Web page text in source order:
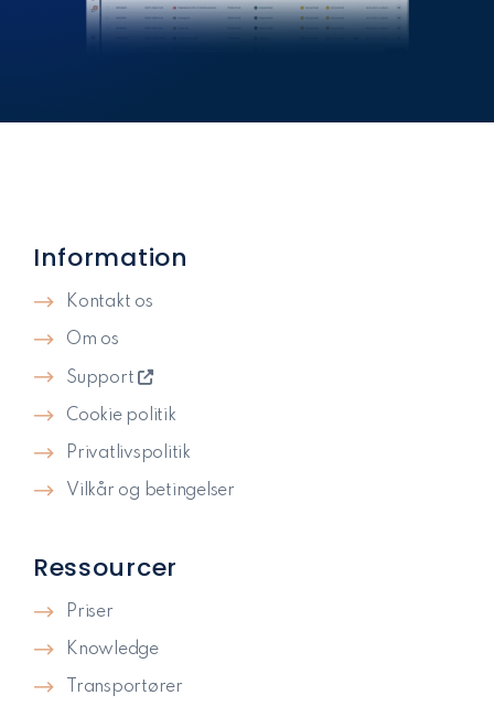
Ressourcer
Priser
Knowledge
Transportører
Information
Kontakt os
Om os
Support
Cookie politik
Privatlivspolitik​
Vilkår og betingelser